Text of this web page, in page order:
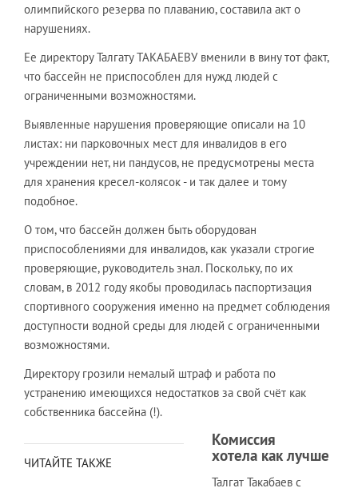
олимпийского резерва по плаванию, составила акт о
нарушениях.
Ее директоруТалгату ТАКАБАЕВУ вменили в вину тот факт,
что бассейн не приспособлен для нужд людей с
ограниченными возможностями.
Выявленные нарушения проверяющие описали на 10
листах: ни парковочных мест для инвалидов в его
учреждении нет, ни пандусов, не предусмотрены места
для хранения кресел-колясок - и так далее и тому
подобное.
О том, что бассейн должен быть оборудован
приспособлениями для инвалидов, как указали строгие
проверяющие, руководитель знал. Поскольку, по их
словам, в 2012 году якобы проводилась паспортизация
спортивного сооружения именно на предмет соблюдения
доступности водной среды для людей с ограниченными
возможностями.
Директору грозили немалый штраф и работа по
устранению имеющихся недостатков за свой счёт как
собственника бассейна (!).
ЧИТАЙТЕ ТАКЖЕ
Комиссия
хотела как лучше
Талгат Такабаев с